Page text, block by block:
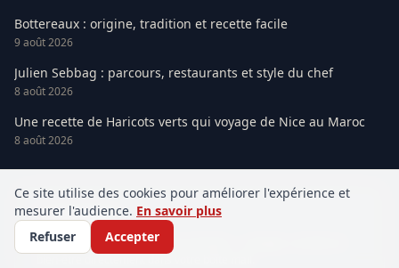
Bottereaux : origine, tradition et recette facile
9 août 2026
Julien Sebbag : parcours, restaurants et style du chef
8 août 2026
Une recette de Haricots verts qui voyage de Nice au Maroc
8 août 2026
Newsletter
Nos meilleurs articles chaque semaine — voyages, recettes et
Ce site utilise des cookies pour améliorer l'expérience et
mesurer l'audience. En savoir plus
Refuser
Accepter